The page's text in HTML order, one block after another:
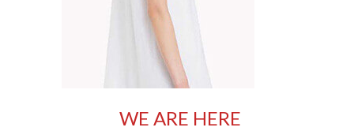
WE ARE HERE